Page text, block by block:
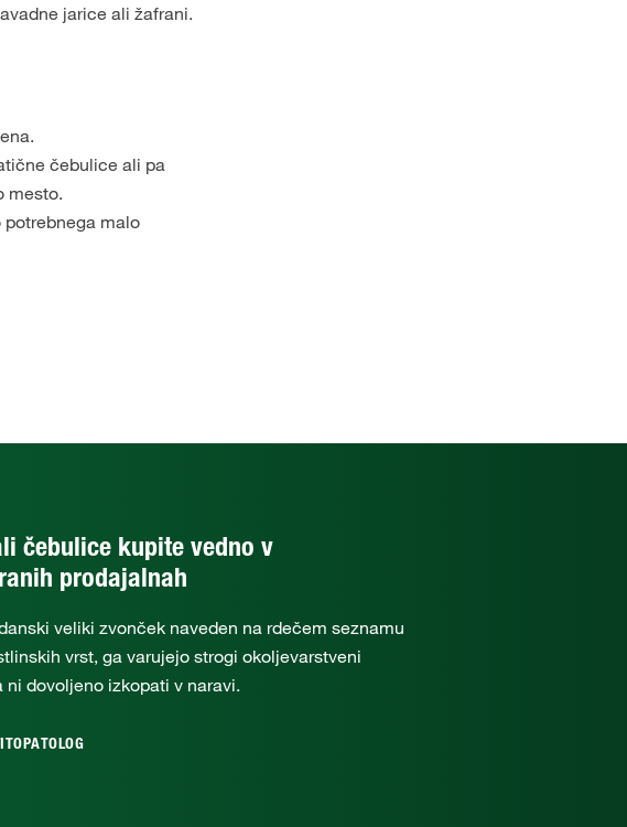
jarice ali žafrani.
čebulice ali pa
mesto.
potrebnega malo
čebulice kupite vedno v
prodajalnah
veliki zvonček naveden na rdečem seznamu
vrst, ga varujejo strogi okoljevarstveni
ni dovoljeno izkopati v naravi.